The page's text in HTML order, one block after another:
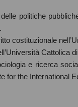
politiche
costituzionale
Cattolica
e ricerca
for the International